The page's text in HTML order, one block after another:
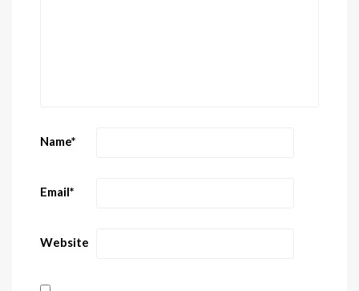
Name*
Email*
Website